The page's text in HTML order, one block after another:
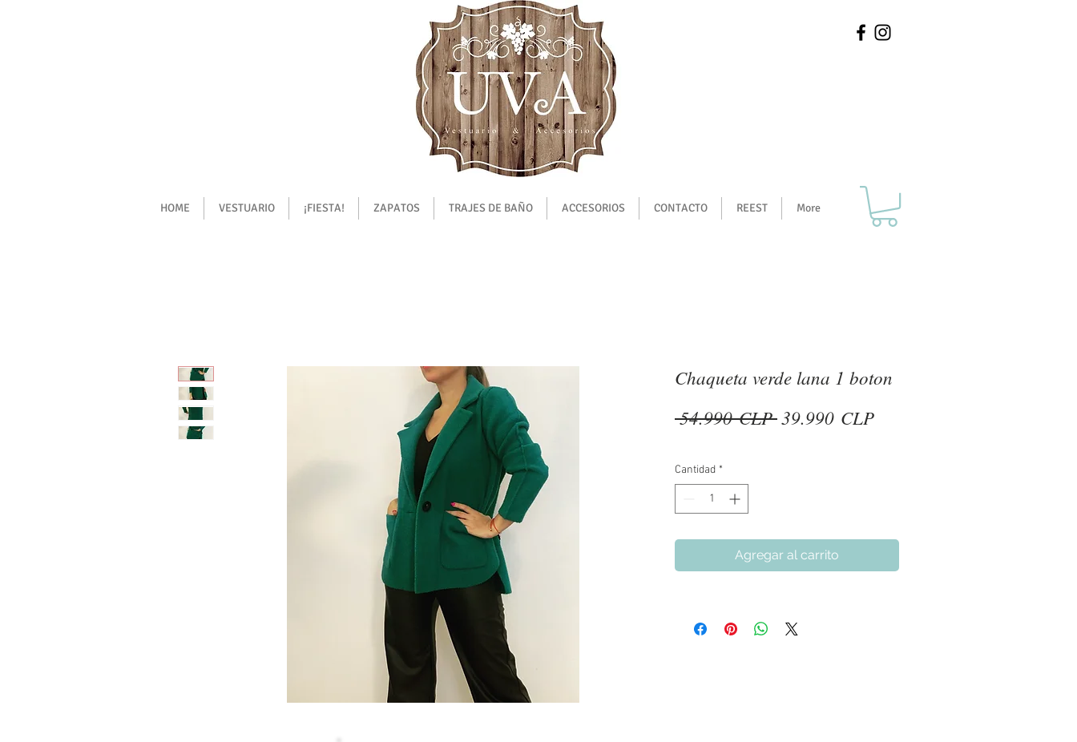
HOME VESTUARIO ¡FIESTA! ZAPATOS TRAJES DE BAÑO ACCESORIOS CONTACTO REEST More
Chaqueta verde lana 1 boton
54.990 CLP Precio
39.990 CLPPrecio
Cantidad *
Agregar al carrito